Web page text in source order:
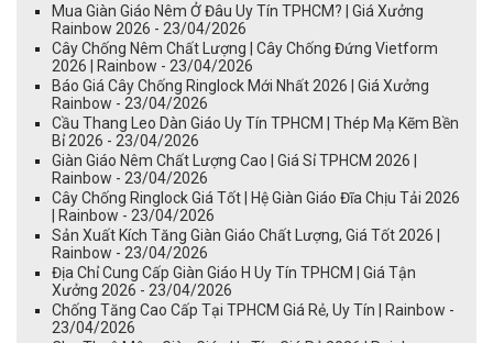
Mua Giàn Giáo Nêm Ở Đâu Uy Tín TPHCM? | Giá Xưởng
Rainbow 2026 - 23/04/2026
Cây Chống Nêm Chất Lượng | Cây Chống Đứng Vietform
2026 | Rainbow - 23/04/2026
Báo Giá Cây Chống Ringlock Mới Nhất 2026 | Giá Xưởng
Rainbow - 23/04/2026
Cầu Thang Leo Dàn Giáo Uy Tín TPHCM | Thép Mạ Kẽm Bền
Bỉ 2026 - 23/04/2026
Giàn Giáo Nêm Chất Lượng Cao | Giá Sỉ TPHCM 2026 |
Rainbow - 23/04/2026
Cây Chống Ringlock Giá Tốt | Hệ Giàn Giáo Đĩa Chịu Tải 2026
| Rainbow - 23/04/2026
Sản Xuất Kích Tăng Giàn Giáo Chất Lượng, Giá Tốt 2026 |
Rainbow - 23/04/2026
Địa Chỉ Cung Cấp Giàn Giáo H Uy Tín TPHCM | Giá Tận
Xưởng 2026 - 23/04/2026
Chống Tăng Cao Cấp Tại TPHCM Giá Rẻ, Uy Tín | Rainbow -
23/04/2026